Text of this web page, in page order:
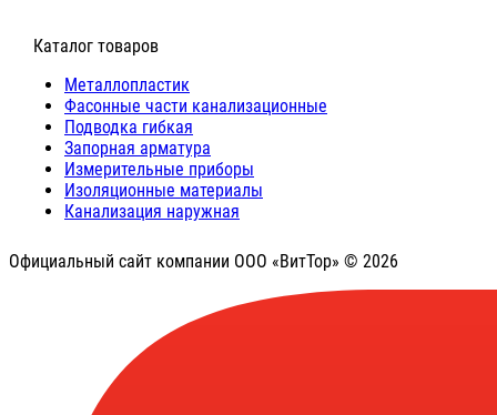
⠀Каталог товаров
Металлопластик
Фасонные части канализационные
Подводка гибкая
Запорная арматура
Измерительные приборы
Изоляционные материалы
Канализация наружная
Официальный сайт компании ООО «ВитТор» © 2026